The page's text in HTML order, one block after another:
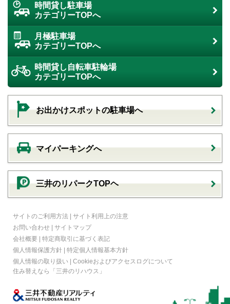
時間貸し駐車場
カテゴリーTOPへ
月極駐車場
カテゴリーTOPへ
時間貸し自転車駐輪場
カテゴリーTOPへ
お出かけスポットの駐車場へ
マイパーキングへ
三井のリパークTOPヘ
サイトのご利用方法 | サイト利用上の注意
お問い合わせ | サイトマップ
会社概要 | 特定商取引に基づく表記
個人情報保護方針 | 特定個人情報基本方針
個人情報の取り扱い | Cookieおよびアクセスログについて
住み替えなら
「三井のリハウス」